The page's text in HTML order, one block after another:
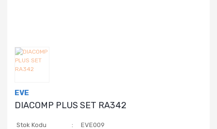
EVE
DIACOMP PLUS SET RA342
Stok Kodu
EVE009